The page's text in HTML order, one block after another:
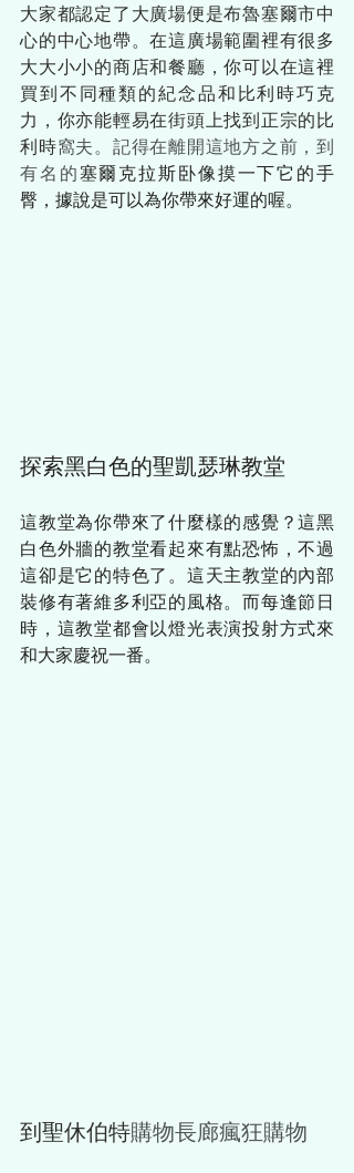
大家都認定了大廣場便是布魯塞爾市中
心的中心地帶。在這廣場範圍裡有很多
大大小小的商店和餐廳，你可以在這裡
買到不同種類的紀念品和比利時巧克
力，你亦能輕易在街頭上找到正宗的比
利時窩夫。記得在離開這地方之前，到
有名的塞爾克拉斯卧像摸一下它的手
臀，據說是可以為你帶來好運的喔。
探索黑白色的聖凱瑟琳教堂
這教堂為你帶來了什麼樣的感覺？這黑
白色外牆的教堂看起來有點恐怖，不過
這卻是它的特色了。這天主教堂的內部
裝修有著維多利亞的風格。而每逢節日
時，這教堂都會以燈光表演投射方式來
和大家慶祝一番。
到聖休伯特購物長廊瘋狂購物